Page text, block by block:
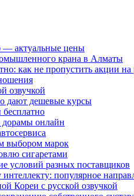
— актуальные цены
крана в Алматы
как не пропустить акции на
озвучкой
дают дешевые курсы
дорамы онлайн
выбором марок
сигаретами
условий разных поставщиков
популярное
Кореи с русской озвучкой